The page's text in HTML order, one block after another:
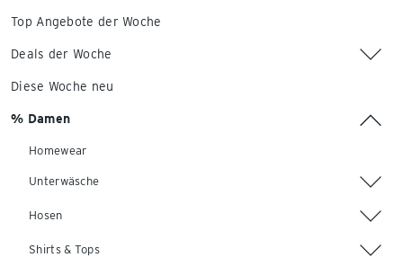
Top Angebote der Woche
Deals der Woche
Diese Woche neu
% Damen
Homewear
Unterwäsche
Hosen
Shirts & Tops